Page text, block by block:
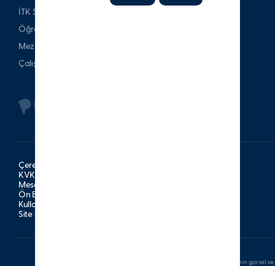
İTK Spor Kulubü
Öğrenci & Veli
Mezun
Çalışan
Çerez Politikası
KVKK Aydınlatma Metni
Mesafeli Satış Sözleşmesi
Ön Bilgilendirme Formu
Kullanım Şartları
Site Haritası
Bu sitede bulunan tüm yazılı ve görsel içerikler ile bu içeriklerin görsel